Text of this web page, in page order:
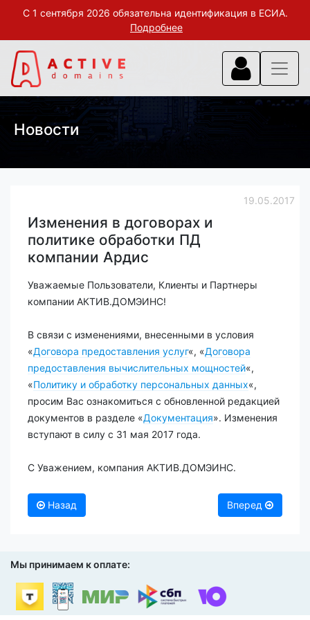
С 1 сентября 2026 обязательна идентификация в ЕСИА.
Подробнее
Новости
19.05.2017
Изменения в договорах и
политике обработки ПД
компании Ардис
Уважаемые Пользователи, Клиенты и Партнеры
компании АКТИВ.ДОМЭИНС!
В связи с изменениями, внесенными в условия
«Договора предоставления услуг«, «Договора
предоставления вычислительных мощностей«,
«Политику и обработку персональных данных«,
просим Вас ознакомиться с обновленной редакцией
документов в разделе «Документация». Изменения
вступают в силу с 31 мая 2017 года.
С Уважением, компания АКТИВ.ДОМЭИНС.
Назад Вперед
Мы принимаем к оплате: